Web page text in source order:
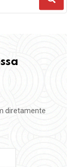
diretamente